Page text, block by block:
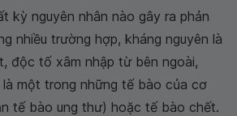
kỳ nguyên nhân nào gây ra phản
nhiều trường hợp, kháng nguyên là
độc tố xâm nhập từ bên ngoài,
một trong những tế bào của cơ
tế bào ung thư) hoặc tế bào chết.